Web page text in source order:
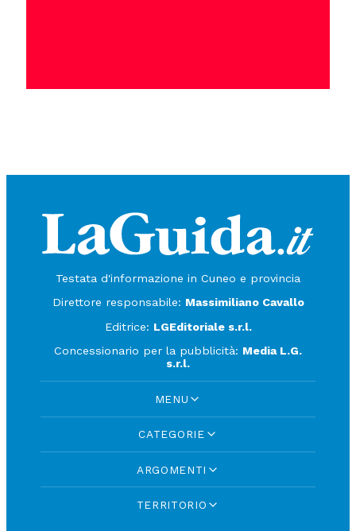
Testata d'informazione in Cuneo e provincia
Direttore responsabile: Massimiliano Cavallo
Editrice: LGEditoriale s.r.l.
Concessionario per la pubblicità: Media L.G.
s.r.l.
MENU
CATEGORIE
ARGOMENTI
TERRITORIO